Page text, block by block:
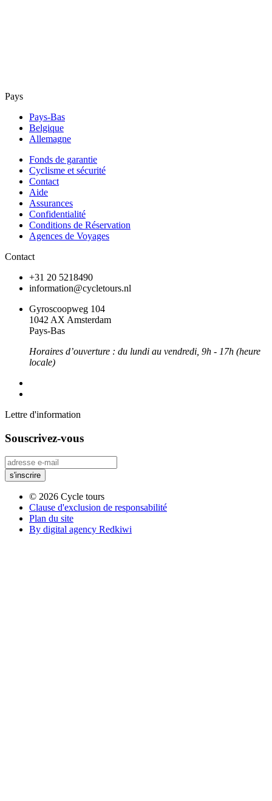
Pays
Pays-Bas
Belgique
Allemagne
Fonds de garantie
Cyclisme et sécurité
Contact
Aide
Assurances
Confidentialité
Conditions de Réservation
Agences de Voyages
Contact
+31 20 5218490
information@cycletours.nl
Gyroscoopweg 104
1042 AX Amsterdam
Pays-Bas
Horaires d’ouverture : du lundi au vendredi, 9h - 17h (heure
locale)
Lettre d'information
Souscrivez-vous
© 2026 Cycle tours
Clause d'exclusion de responsabilité
Plan du site
By digital agency Redkiwi